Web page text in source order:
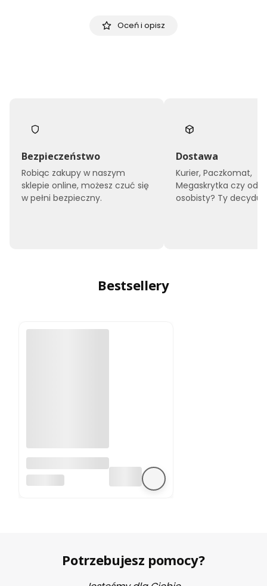
Oceń i opisz
Bezpieczeństwo
Robiąc zakupy w naszym
sklepie online, możesz czuć się
w pełni bezpieczny.
Dostawa
Kurier, Paczkomat,
Megaskrytka czy
osobisty? Ty
Bestsellery
A4988 sterownik
silnika krokowego
Potrzebujesz pomocy?